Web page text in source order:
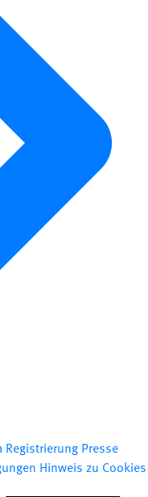
Registrierung Presse
Hinweis zu Cookies